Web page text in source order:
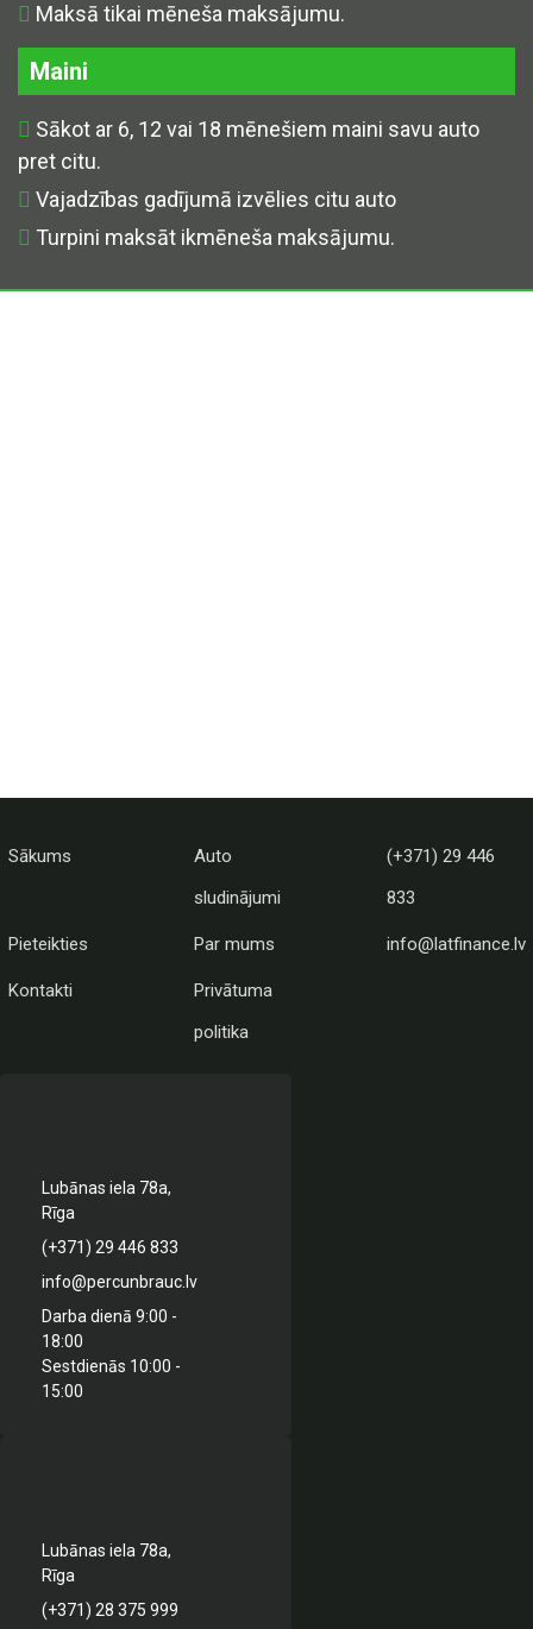
Maksā tikai mēneša maksājumu.
Maini
Sākot ar 6, 12 vai 18 mēnešiem maini savu auto
pret citu.
Vajadzības gadījumā izvēlies citu auto
Turpini maksāt ikmēneša maksājumu.
Sākums
Auto
sludinājumi
(+371) 29 446
833
Pieteikties Par mums info@latfinance.lv
Kontakti
Privātuma
politika
Lubānas iela 78a,
Rīga
(+371) 29 446 833
info@percunbrauc.lv
Darba dienā 9:00 -
18:00
Sestdienās 10:00 -
15:00
Lubānas iela 78a,
Rīga
(+371) 28 375 999